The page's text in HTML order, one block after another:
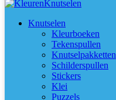
Knutselen
Kleurboeken
Tekenspullen
Knutselpakketten
Schilderspullen
Stickers
Klei
Puzzels